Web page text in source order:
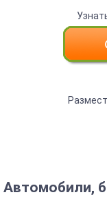
Автомобили,